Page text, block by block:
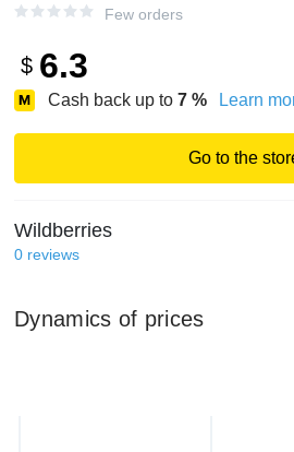
Few orders
$ 6.3
Cash back up to 7 % Learn
Go to the
Wildberries
0 reviews
Dynamics of prices